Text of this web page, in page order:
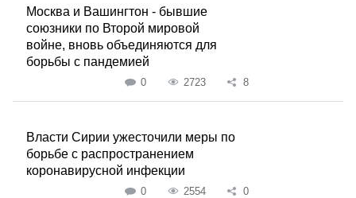
Москва и Вашингтон - бывшие
союзники по Второй мировой
войне, вновь объединяются для
борьбы с пандемией
0 2723 8
Власти Сирии ужесточили меры по
борьбе с распространением
коронавирусной инфекции
0 2554 0